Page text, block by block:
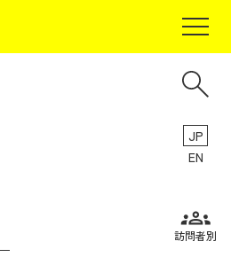
JP
EN
訪問者別